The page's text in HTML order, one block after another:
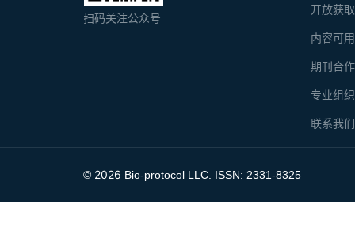
开放获
内容可
期刊合
专业组
联系我们
扫码关注公众号
© 2026 Bio-protocol LLC. ISSN: 2331-8325